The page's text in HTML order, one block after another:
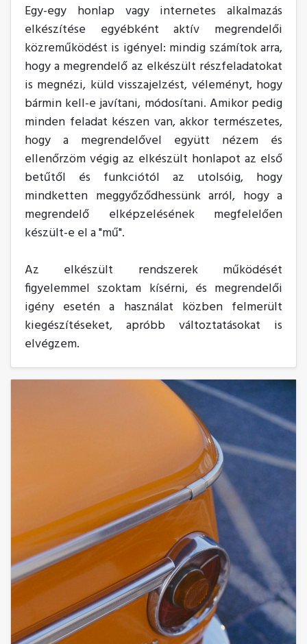
Egy-egy honlap vagy internetes alkalmazás
elkészítése egyébként aktív megrendelői
közreműködést is igényel: mindig számítok arra,
hogy a megrendelő az elkészült részfeladatokat
is megnézi, küld visszajelzést, véleményt, hogy
bármin kell-e javítani, módosítani. Amikor pedig
minden feladat készen van, akkor természetes,
hogy a megrendelővel együtt nézem és
ellenőrzöm végig az elkészült honlapot az első
betűtől és funkciótól az utolsóig, hogy
mindketten meggyőződhessünk arról, hogy a
megrendelő elképzelésének megfelelően
készült-e el a "mű".
Az elkészült rendszerek működését
figyelemmel szoktam kísérni, és megrendelői
igény esetén a használat közben felmerült
kiegészítéseket, apróbb változtatásokat is
elvégzem.